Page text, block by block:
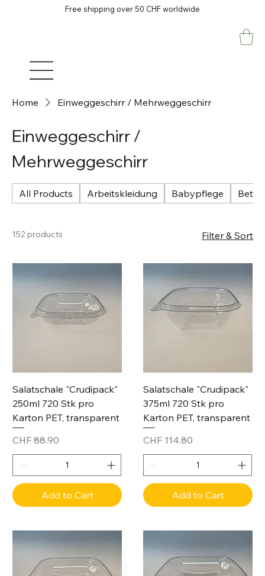
Free shipping over 50 CHF worldwide
Home Einweggeschirr / Mehrweggeschirr
Einweggeschirr /
Mehrweggeschirr
All Products Arbeitskleidung Babypflege
152 products Filter & Sort
Salatschale "Crudipack"
250ml 720 Stk pro
Karton PET, transparent
Price
CHF 88.90
Add to Cart
Salatschale "Crudipack"
375ml 720 Stk pro
Karton PET, transparent
Price
CHF 114.80
Add to Cart